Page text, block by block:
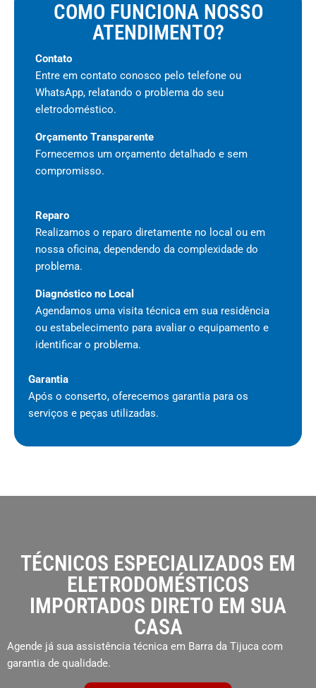
COMO FUNCIONA NOSSO
ATENDIMENTO?
Contato
Entre em contato conosco pelo telefone ou
WhatsApp, relatando o problema do seu
eletrodoméstico.
Orçamento Transparente
Fornecemos um orçamento detalhado e sem
compromisso.
Reparo
Realizamos o reparo diretamente no local ou em
nossa oficina, dependendo da complexidade do
problema.
Diagnóstico no Local
Agendamos uma visita técnica em sua residência
ou estabelecimento para avaliar o equipamento e
identificar o problema.
Garantia
Após o conserto, oferecemos garantia para os
serviços e peças utilizadas.
TÉCNICOS ESPECIALIZADOS EM
ELETRODOMÉSTICOS
IMPORTADOS DIRETO EM SUA
CASA
Agende já sua assistência técnica em Barra da Tijuca com
garantia de qualidade.